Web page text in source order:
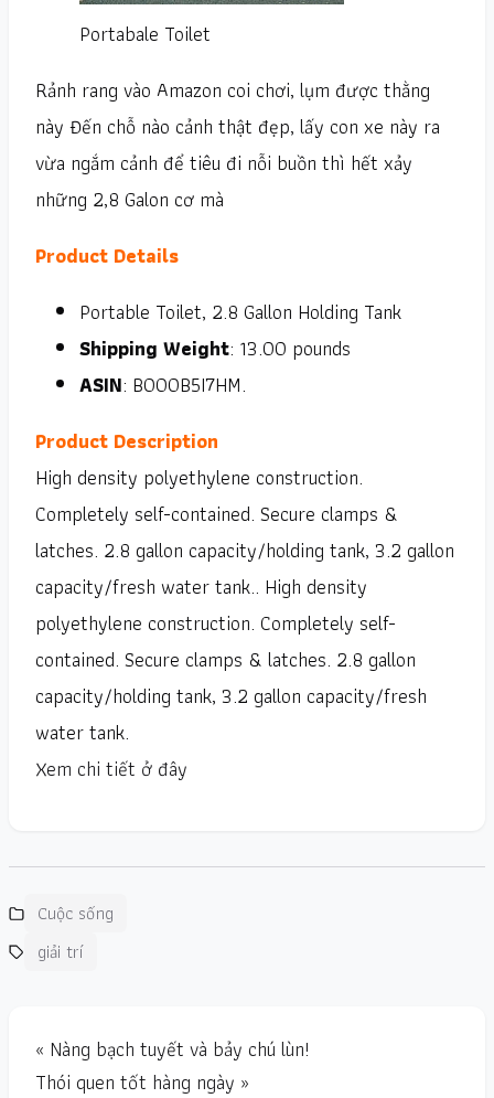
Portabale Toilet
Rảnh rang vào Amazon coi chơi, lụm được thằng
này Đến chỗ nào cảnh thật đẹp, lấy con xe này ra
vừa ngắm cảnh để tiêu đi nỗi buồn thì hết xảy
những 2,8 Galon cơ mà
Product Details
Portable Toilet, 2.8 Gallon Holding Tank
Shipping Weight: 13.00 pounds
ASIN: B000B5I7HM.
Product Description
High density polyethylene construction.
Completely self-contained. Secure clamps &
latches. 2.8 gallon capacity/holding tank, 3.2 gallon
capacity/fresh water tank.. High density
polyethylene construction. Completely self-
contained. Secure clamps & latches. 2.8 gallon
capacity/holding tank, 3.2 gallon capacity/fresh
water tank.
Xem chi tiết ở đây
Cuộc sống
giải trí
« Nàng bạch tuyết và bảy chú lùn!
Thói quen tốt hàng ngày »